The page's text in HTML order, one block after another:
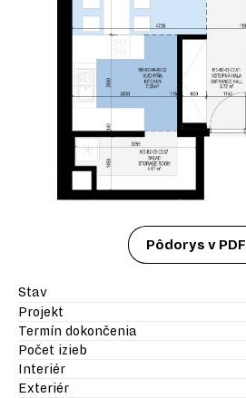
Pôdorys v PDF
Stav
Projekt
Termín dokončenia
Počet izieb
Interiér
Exteriér